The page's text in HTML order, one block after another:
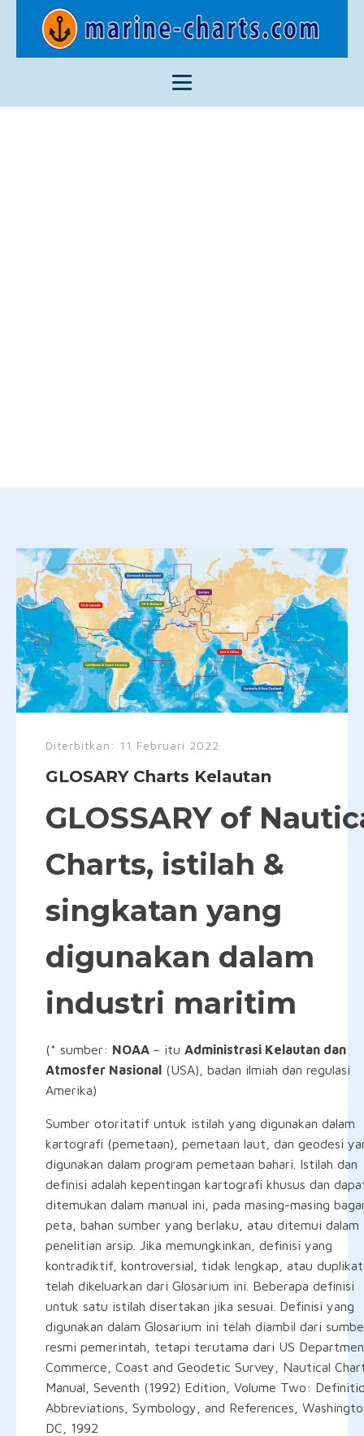
Diterbitkan: 11 Februari 2022
GLOSARY Charts Kelautan
GLOSSARY of
Charts, istilah &
singkatan yang
digunakan dalam
industri maritim
(* sumber: NOAA – itu Administrasi Kelautan dan
Atmosfer Nasional (USA), badan ilmiah dan regulasi
Amerika)
Sumber otoritatif untuk istilah yang digunakan dalam
kartografi (pemetaan), pemetaan laut, dan geodesi
digunakan dalam program pemetaan bahari. Istilah dan
definisi adalah kepentingan kartografi khusus dan
ditemukan dalam manual ini, pada masing-masing
peta, bahan sumber yang berlaku, atau ditemui dalam
penelitian arsip. Jika memungkinkan, definisi yang
kontradiktif, kontroversial, tidak lengkap, atau duplikat
telah dikeluarkan dari Glosarium ini. Beberapa definisi
untuk satu istilah disertakan jika sesuai. Definisi yang
digunakan dalam Glosarium ini telah diambil dari
resmi pemerintah, tetapi terutama dari US
Commerce, Coast and Geodetic Survey, Nautical
Manual, Seventh (1992) Edition, Volume Two:
Abbreviations, Symbology, and References,
DC, 1992